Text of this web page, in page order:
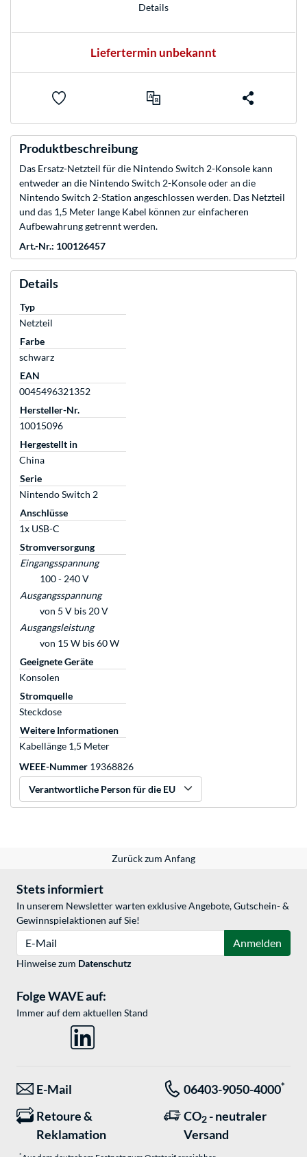
Details
Liefertermin unbekannt
Produktbeschreibung
Das Ersatz-Netzteil für die Nintendo Switch 2-Konsole kann
entweder an die Nintendo Switch 2-Konsole oder an die
Nintendo Switch 2-Station angeschlossen werden. Das Netzteil
und das 1,5 Meter lange Kabel können zur einfacheren
Aufbewahrung getrennt werden.
Art.-Nr.: 100126457
Details
Typ
Netzteil
Farbe
schwarz
EAN
0045496321352
Hersteller-Nr.
10015096
Hergestellt in
China
Serie
Nintendo Switch 2
Anschlüsse
1x USB-C
Stromversorgung
Eingangsspannung
100 - 240 V
Ausgangsspannung
von 5 V bis 20 V
Ausgangsleistung
von 15 W bis 60 W
Geeignete Geräte
Konsolen
Stromquelle
Steckdose
Weitere Informationen
Kabellänge 1,5 Meter
WEEE-Nummer 19368826
Verantwortliche Person für die EU
Zurück zum Anfang
Stets informiert
In unserem Newsletter warten exklusive Angebote, Gutschein- &
Gewinnspielaktionen auf Sie!
Anmelden
Hinweise zum Datenschutz
Folge WAVE auf:
Immer auf dem aktuellen Stand
E-Mail 06403-9050-4000*
Retoure &
Reklamation
CO2 - neutraler
Versand
*